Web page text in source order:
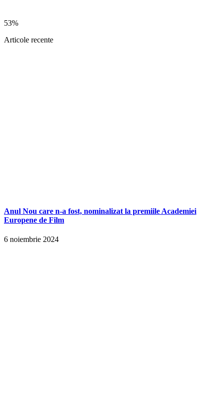
53%
Articole recente
Anul Nou care n-a fost, nominalizat la premiile Academiei
Europene de Film
6 noiembrie 2024